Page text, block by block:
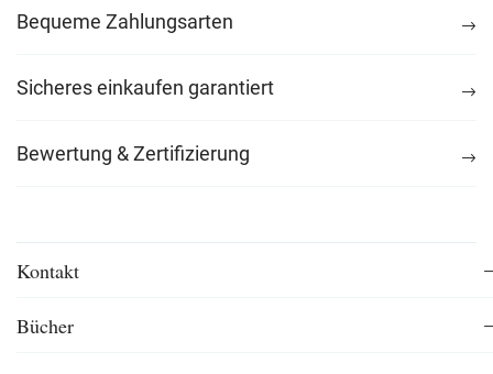
Bequeme Zahlungsarten
Sicheres einkaufen garantiert
Bewertung & Zertifizierung
Kontakt
Bücher